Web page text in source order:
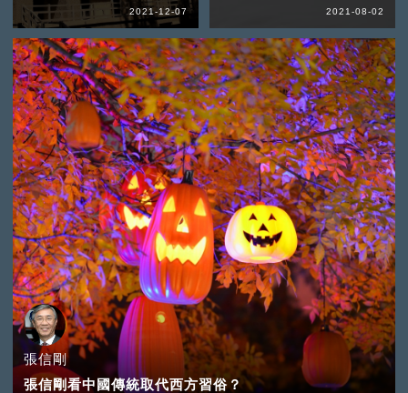
2021-12-07
張信剛
張信剛看中國傳統取代西方習俗？
2021-08-02